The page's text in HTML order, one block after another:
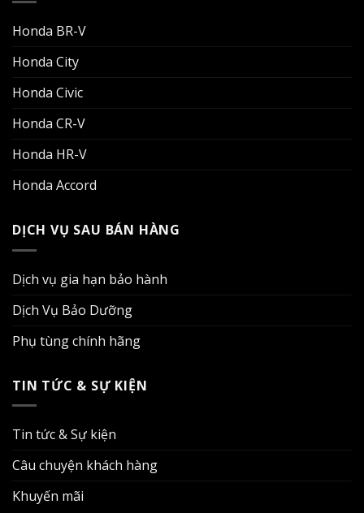
Honda BR-V
Honda City
Honda Civic
Honda CR-V
Honda HR-V
Honda Accord
DỊCH VỤ SAU BÁN HÀNG
Dịch vụ gia hạn bảo hành
Dịch Vụ Bảo Dưỡng
Phụ tùng chính hãng
TIN TỨC & SỰ KIỆN
Tin tức & Sự kiện
Câu chuyện khách hàng
Khuyến mãi